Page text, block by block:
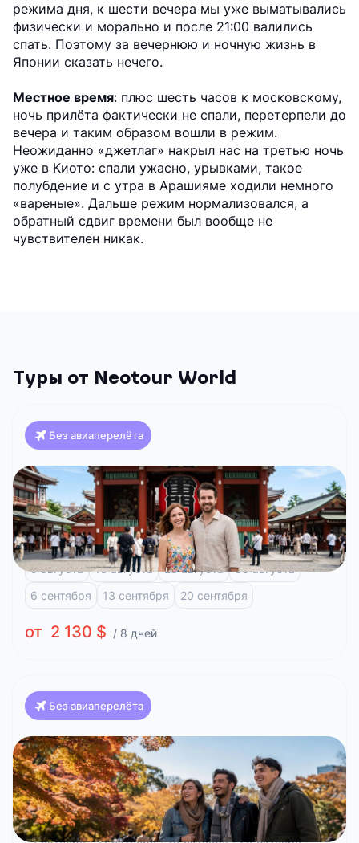
режима дня, к шести вечера мы уже выматывались
физически и морально и после 21:00 валились
спать. Поэтому за вечернюю и ночную жизнь в
Японии сказать нечего.
Местное время: плюс шесть часов к московскому,
ночь прилёта фактически не спали, перетерпели до
вечера и таким образом вошли в режим.
Неожиданно «джетлаг» накрыл нас на третью ночь
уже в Киото: спали ужасно, урывками, такое
полубдение и с утра в Арашияме ходили немного
«вареные». Дальше режим нормализовался, а
обратный сдвиг времени был вообще не
чувствителен никак.
Туры от Neotour World
Без авиаперелёта
Япония
Токио, 8 дней и отдых на побережье
Токио Фудзи-Кавагучико Атами
9 августа 16 августа 23 августа
30 августа
6 сентября
13 сентября 20 сентября
от 2 130 $ / 8 дней
Без авиаперелёта
Япония
Токио, 8 дней
Токио Фудзи-Кавагучико
4 октября 11 октября 18 октября 25 октября